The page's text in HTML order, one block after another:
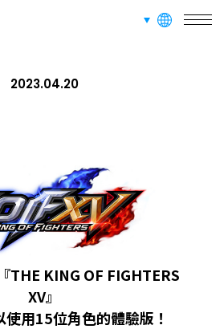
languages
面向愛好者的內容
2023.04.20
THE KING OF FIGHTERS
XV』
使用15位角色的體驗版！